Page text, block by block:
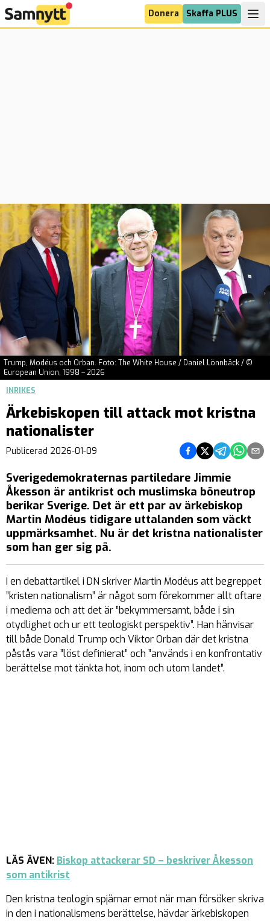
Donera Skaffa PLUS
Trump, Modéus och Orban. Foto: The White House / Daniel Lönnbäck / ©
European Union, 1998 – 2026
INRIKES
Ärkebiskopen till attack mot kristna
nationalister
Publicerad 2026-01-09 Dela på Facebook
Dela på Twitter
Dela påDela på
Dela
Sverigedemokraternas partiledare Jimmie
Åkesson är antikrist och muslimska böneutrop
berikar Sverige. Det är ett par av ärkebiskop
Martin Modéus tidigare uttalanden som väckt
uppmärksamhet. Nu är det kristna nationalister
som han ger sig på.
I en debattartikel i DN skriver Martin Modéus att begreppet
”kristen nationalism” är något som förekommer allt oftare
i medierna och att det är ”bekymmersamt, både i sin
otydlighet och ur ett teologiskt perspektiv”. Han hänvisar
till både Donald Trump och Viktor Orban där det kristna
påstås vara ”löst definierat” och ”används i en konfrontativ
berättelse mot tänkta hot, inom och utom landet”.
LÄS ÄVEN: Biskop attackerar SD – beskriver Åkesson
som antikrist
Den kristna teologin spjärnar emot när man försöker skriva
in den i nationalismens berättelse, hävdar ärkebiskopen